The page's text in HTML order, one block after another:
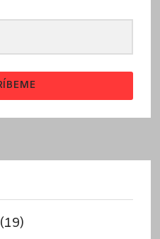
(19)